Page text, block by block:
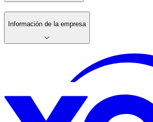
Información de la empresa